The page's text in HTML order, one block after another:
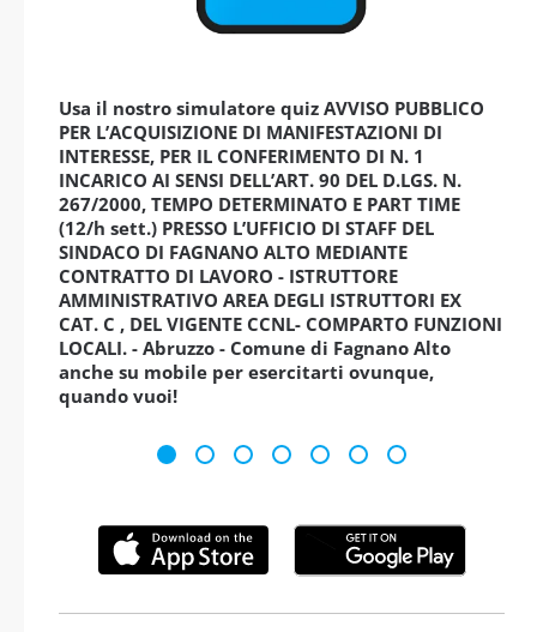
Usa il nostro simulatore quiz AVVISO PUBBLICO
PER L’ACQUISIZIONE DI MANIFESTAZIONI DI
INTERESSE, PER IL CONFERIMENTO DI N. 1
INCARICO AI SENSI DELL’ART. 90 DEL D.LGS. N.
267/2000, TEMPO DETERMINATO E PART TIME
(12/h sett.) PRESSO L’UFFICIO DI STAFF DEL
SINDACO DI FAGNANO ALTO MEDIANTE
CONTRATTO DI LAVORO - ISTRUTTORE
AMMINISTRATIVO AREA DEGLI ISTRUTTORI EX
CAT. C , DEL VIGENTE CCNL- COMPARTO FUNZIONI
LOCALI. - Abruzzo - Comune di Fagnano Alto
anche su mobile per esercitarti ovunque,
quando vuoi!